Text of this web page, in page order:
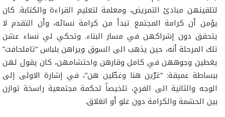
لتلقينهن مبادئ التمريض، ومعلمة لتعليم القراءة والكتابة. كان
يؤمن أن كرامة المجتمع تبدأ من كرامة نسائه، وأن التقدم لا
يتحقق دون إشراكهن في مسار البناء. وتحكي لي نساء عشن
تلك المرحلة أنه، حين يذهب الى السوق ويراهن بلباس “تاملحافت”
يغطين وجوههن في كامل وقارهن واحتشامهن، كان يقول لهن
ببساطة عميقة: “عَرّين هنا وغطّين هن”، في إشارة الاولى إلى
الوجه والثانية الى الفرج، تلخيصاً لحكمة مجتمعية راسخة توازن
بين الحشمة والكرامة دون غلو أو انغلاق.